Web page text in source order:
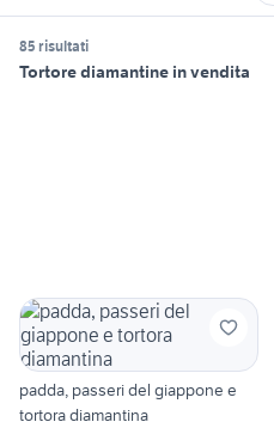
85 risultati
Tortore diamantine in vendita
padda, passeri del giappone e
tortora diamantina